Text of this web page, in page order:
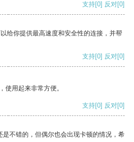
支持[0] 反对[0]
给你提供最高速度和安全性的连接，并帮
支持[0] 反对[0]
使用起来非常方便。
支持[0] 反对[0]
是不错的，但偶尔也会出现卡顿的情况，希